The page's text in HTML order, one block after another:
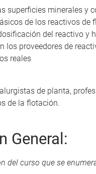
superficies minerales y
de los reactivos de
del reactivo y
los proveedores de
reales
de planta,
de la flotación.
General:
del curso que se